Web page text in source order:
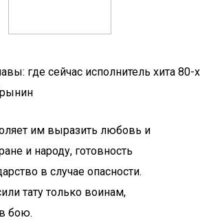
где сейчас исполнитель хита 80-х
им выразить любовь и
и народу, готовность
в случае опасности.
тату только воинам,
бою.